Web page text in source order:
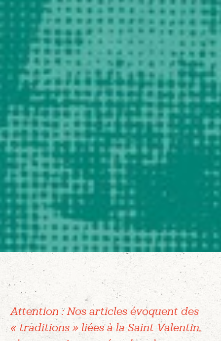
Attention : Nos articles évoquent des
« traditions » liées à la Saint Valentin,